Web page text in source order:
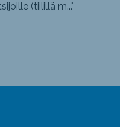
(tiilillä m..."